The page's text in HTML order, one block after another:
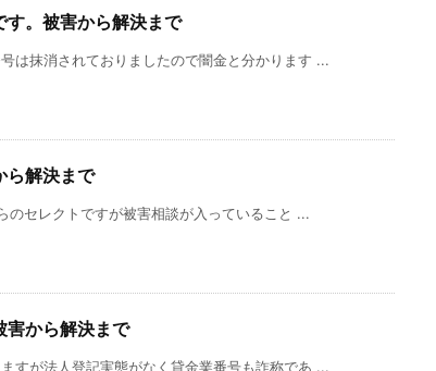
す。被害から解決まで
は抹消されておりましたので闇金と分かります ...
ら解決まで
のセレクトですが被害相談が入っていること ...
害から解決まで
すが法人登記実態がなく貸金業番号も詐称であ ...